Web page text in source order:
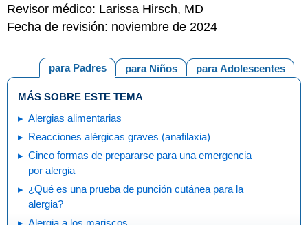
Revisor médico: Larissa Hirsch, MD
Fecha de revisión: noviembre de 2024
para Adolescentes
para Niños
para Padres
MÁS SOBRE ESTE TEMA
Alergias alimentarias
Reacciones alérgicas graves (anafilaxia)
Cinco formas de prepararse para una emergencia
por alergia
¿Qué es una prueba de punción cutánea para la
alergia?
Alergia a los mariscos